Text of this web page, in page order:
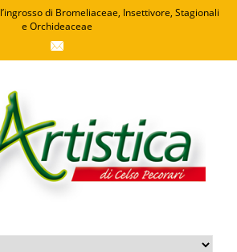
di Bromeliaceae, Insettivore, Stagionali
e Orchideaceae